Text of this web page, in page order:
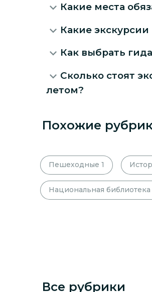
Какие места
Какие
Как выбрать
Сколько стоят
летом?
Похожие
Пешеходные 1
Национальная библиотека
Все рубрики